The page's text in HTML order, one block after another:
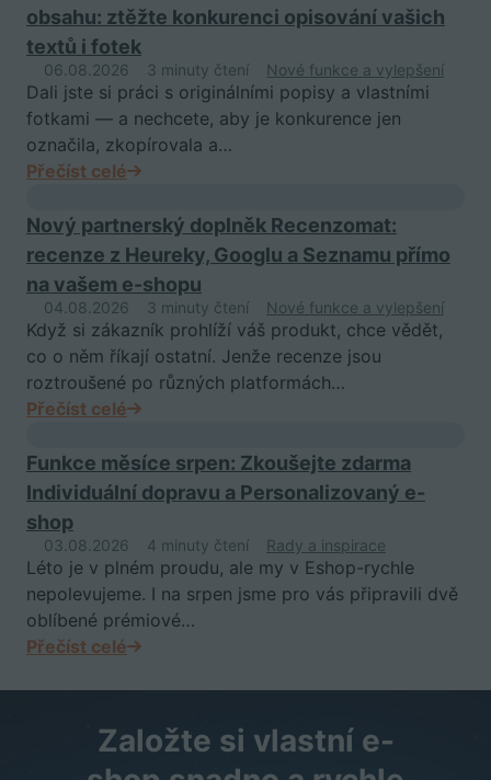
obsahu: ztěžte konkurenci opisování vašich
textů i fotek
06.08.2026 3 minuty čtení Nové funkce a vylepšení
Dali jste si práci s originálními popisy a vlastními
fotkami — a nechcete, aby je konkurence jen
označila, zkopírovala a…
Přečíst celé
Nový partnerský doplněk Recenzomat:
recenze z Heureky, Googlu a Seznamu přímo
na vašem e-shopu
04.08.2026 3 minuty čtení Nové funkce a vylepšení
Když si zákazník prohlíží váš produkt, chce vědět,
co o něm říkají ostatní. Jenže recenze jsou
roztroušené po různých platformách…
Přečíst celé
Funkce měsíce srpen: Zkoušejte zdarma
Individuální dopravu a Personalizovaný e-
shop
03.08.2026 4 minuty čtení Rady a inspirace
Léto je v plném proudu, ale my v Eshop-rychle
nepolevujeme. I na srpen jsme pro vás připravili dvě
oblíbené prémiové…
Přečíst celé
Založte si vlastní e-